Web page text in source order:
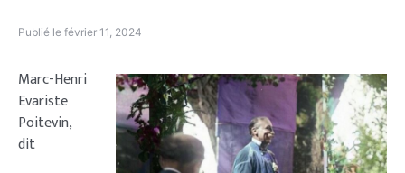
Publié le février 11, 2024
Marc-Henri
Evariste
Poitevin,
dit